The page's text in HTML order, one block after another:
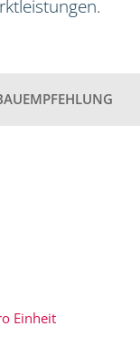
Einheit